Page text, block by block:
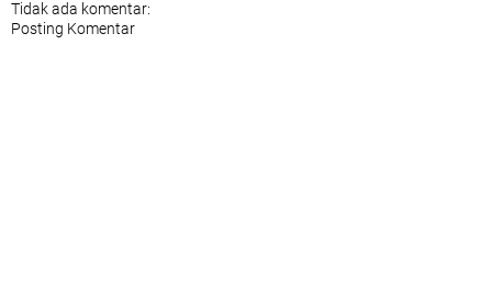
Tidak ada komentar:
Posting Komentar